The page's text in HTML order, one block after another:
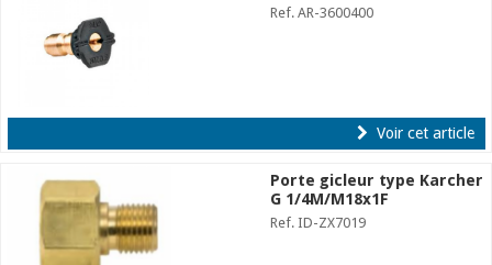
Ref. AR-3600400
Voir cet article
Porte gicleur type Karcher
G 1/4M/M18x1F
Ref. ID-ZX7019